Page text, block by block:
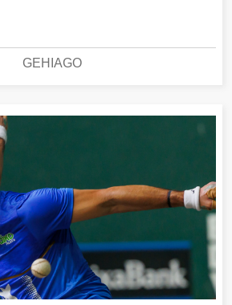
GEHIAGO